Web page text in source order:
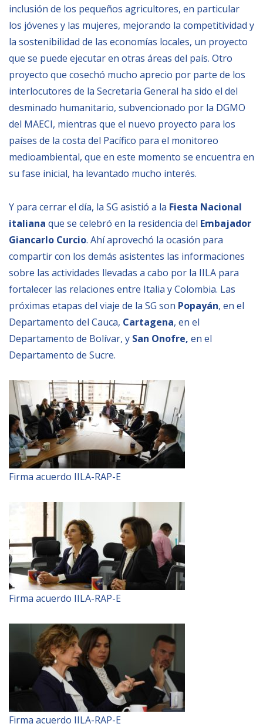
inclusión de los pequeños agricultores, en particular
los jóvenes y las mujeres, mejorando la competitividad y
la sostenibilidad de las economías locales, un proyecto
que se puede ejecutar en otras áreas del país. Otro
proyecto que cosechó mucho aprecio por parte de los
interlocutores de la Secretaria General ha sido el del
desminado humanitario, subvencionado por la DGMO
del MAECI, mientras que el nuevo proyecto para los
países de la costa del Pacífico para el monitoreo
medioambiental, que en este momento se encuentra en
su fase inicial, ha levantado mucho interés.
Y para cerrar el día, la SG asistió a la Fiesta Nacional
italiana que se celebró en la residencia del Embajador
Giancarlo Curcio. Ahí aprovechó la ocasión para
compartir con los demás asistentes las informaciones
sobre las actividades llevadas a cabo por la IILA para
fortalecer las relaciones entre Italia y Colombia. Las
próximas etapas del viaje de la SG son Popayán, en el
Departamento del Cauca, Cartagena, en el
Departamento de Bolívar, y San Onofre, en el
Departamento de Sucre.
Firma acuerdo IILA-RAP-E
Firma acuerdo IILA-RAP-E
Firma acuerdo IILA-RAP-E